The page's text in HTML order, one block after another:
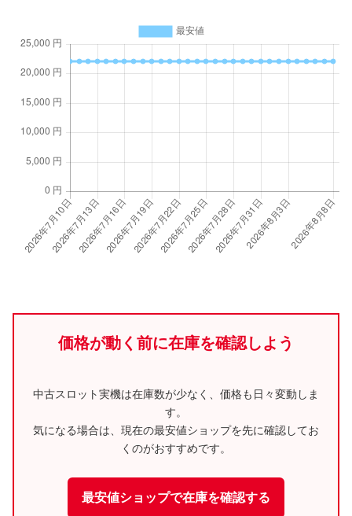
価格が動く前に在庫を確認しよう
中古スロット実機は在庫数が少なく、価格も日々変動しま
す。
気になる場合は、現在の最安値ショップを先に確認してお
くのがおすすめです。
最安値ショップで在庫を確認する